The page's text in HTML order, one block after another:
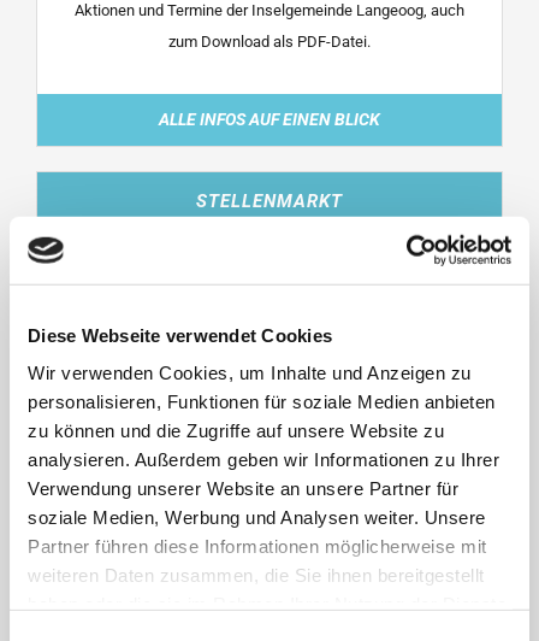
Diese Webseite verwendet Cookies
Wir verwenden Cookies, um Inhalte und Anzeigen zu
personalisieren, Funktionen für soziale Medien anbieten
zu können und die Zugriffe auf unsere Website zu
analysieren. Außerdem geben wir Informationen zu Ihrer
Verwendung unserer Website an unsere Partner für
soziale Medien, Werbung und Analysen weiter. Unsere
Partner führen diese Informationen möglicherweise mit
weiteren Daten zusammen, die Sie ihnen bereitgestellt
Aktionen und Termine der Inselgemeinde Langeoog, auch
zum Download als PDF-Datei.
ALLE INFOS AUF EINEN BLICK
STELLENMARKT
Sie sind auf der Suche nach einem Job auf Langeoog? Kein